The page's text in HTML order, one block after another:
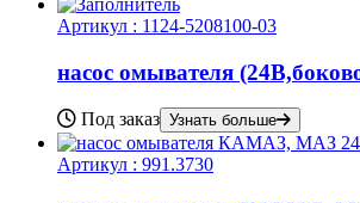
Артикул : 1124-5208100-03
насос омывателя
Под заказ Узнать больше
Артикул : 991.3730